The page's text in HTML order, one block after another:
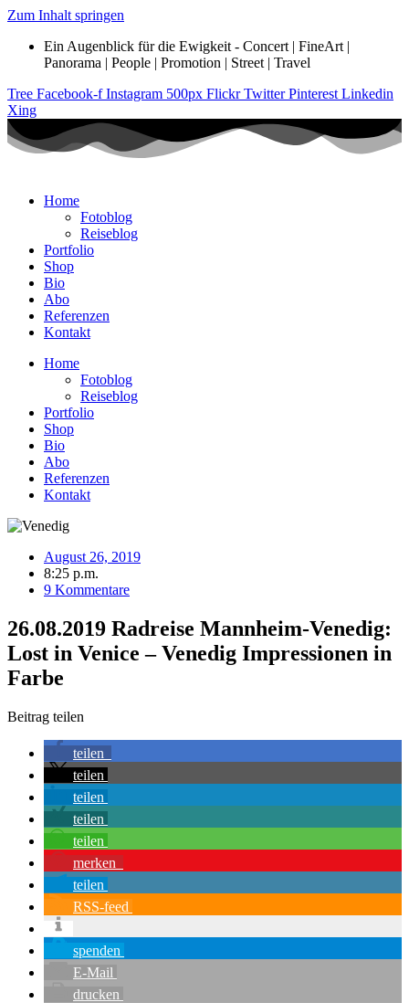
Zum Inhalt springen
Ein Augenblick für die Ewigkeit - Concert | FineArt |
Panorama | People | Promotion | Street | Travel
Tree Facebook-f Instagram 500px Flickr Twitter Pinterest Linkedin
Xing
Home
Fotoblog
Reiseblog
Portfolio
Shop
Bio
Abo
Referenzen
Kontakt
Home
Fotoblog
Reiseblog
Portfolio
Shop
Bio
Abo
Referenzen
Kontakt
August 26, 2019
8:25 p.m.
9 Kommentare
26.08.2019 Radreise Mannheim-Venedig:
Lost in Venice – Venedig Impressionen in
Farbe
Beitrag teilen
teilen
teilen
teilen
teilen
teilen
merken
teilen
RSS-feed
spenden
E-Mail
drucken